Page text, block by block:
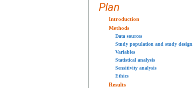
Plan
Introduction
Methods
Data sources
Study population and study design
Variables
Statistical analysis
Sensitivity analysis
Ethics
Results